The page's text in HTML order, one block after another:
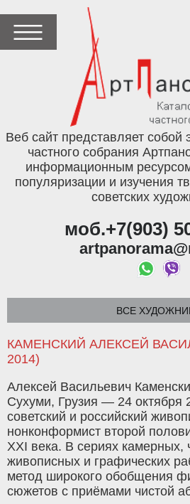
Веб сайт представляет собой
частного собрания
информационным
популяризации и изучения
советских
моб.+7(903)
ВСЕ
КАМЕНСКИЙ АЛЕКСЕЙ
2014)
Алексей Васильевич
Сухуми, Грузия — 24
советский и российский
нонконформист второй
XXI века. В сериях камерных,
живописных и графических
метод широкого обобщения
сюжетов с приёмами чистой